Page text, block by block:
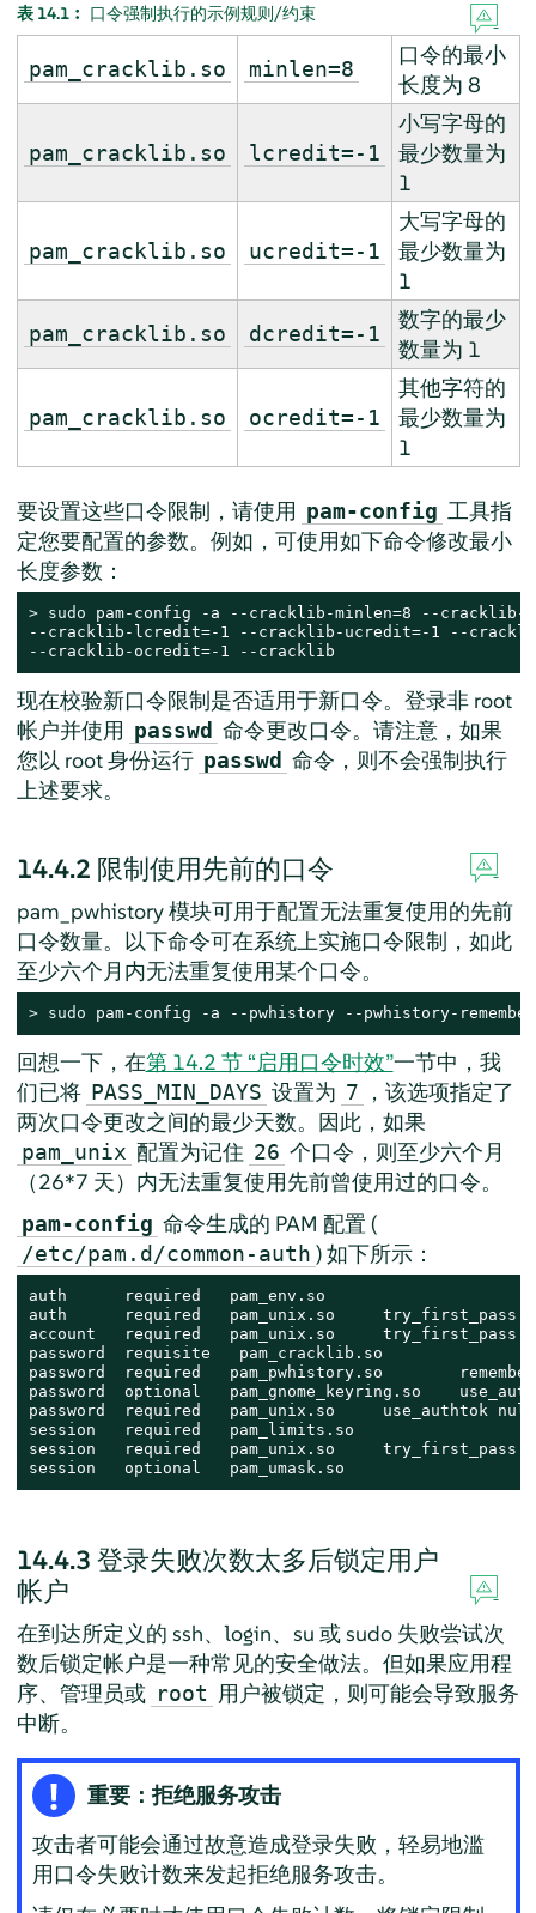
表 14.1︰ 口令强制执行的示例规则/约束
pam_cracklib.so minlen=8
口令的最小
长度为 8
pam_cracklib.so lcredit=-1
小写字母的
最少数量为
1
pam_cracklib.so ucredit=-1
大写字母的
最少数量为
1
pam_cracklib.so dcredit=-1
数字的最少
数量为 1
pam_cracklib.so ocredit=-1
其他字符的
最少数量为
1
要设置这些口令限制，请使用 pam-config 工具指
定您要配置的参数。例如，可使用如下命令修改最小
长度参数：
> sudo pam-config -a --cracklib-minlen=8 --cracklib-
--cracklib-lcredit=-1 --cracklib-ucredit=-1 --
--cracklib-ocredit=-1 --cracklib
现在校验新口令限制是否适用于新口令。登录非 root
帐户并使用 passwd 命令更改口令。请注意，如果
您以 root 身份运行 passwd 命令，则不会强制执行
上述要求。
14.4.2 限制使用先前的口令
pam_pwhistory 模块可用于配置无法重复使用的先前
口令数量。以下命令可在系统上实施口令限制，如此
至少六个月内无法重复使用某个口令。
> sudo pam-config -a --pwhistory --pwhistory-
回想一下，在第 14.2 节 “启用口令时效”一节中，我
们已将 PASS_MIN_DAYS 设置为 7
，该选项指定了
两次口令更改之间的最少天数。因此，如果
pam_unix 配置为记住 26 个口令，则至少六个月
（26*7 天）内无法重复使用先前曾使用过的口令。
pam-config 命令生成的 PAM 配置 (
/etc/pam.d/common-auth ) 如下所示：
auth      required   pam_env.so
auth      required   pam_unix.so     try_first_pass
account   required   pam_unix.so     try_first_pass
password  requisite   pam_cracklib.so
password  required   pam_pwhistory.so
password  optional   pam_gnome_keyring.so
password  required   pam_unix.so     use_authtok
session   required   pam_limits.so
session   required   pam_unix.so     try_first_pass
session   optional   pam_umask.so
14.4.3 登录失败次数太多后锁定用户
帐户
在到达所定义的 ssh、login、su 或 sudo 失败尝试次
数后锁定帐户是一种常见的安全做法。但如果应用程
序、管理员或 root 用户被锁定，则可能会导致服务
中断。
重要：拒绝服务攻击
攻击者可能会通过故意造成登录失败，轻易地滥
用口令失败计数来发起拒绝服务攻击。